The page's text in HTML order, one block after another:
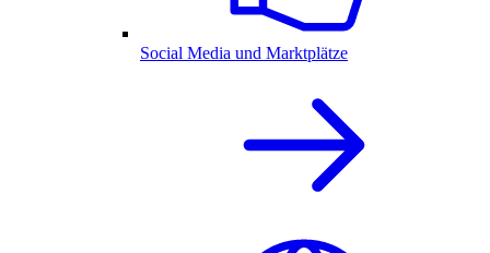
Social Media und Marktplätze